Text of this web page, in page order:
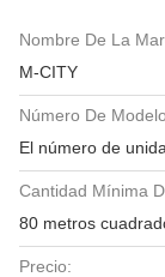
Nombre De La
M-CITY
Número De
El número de
Cantidad Mínima
80 metros
Precio: